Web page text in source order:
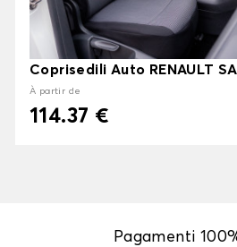
Coprisedili Auto RENAULT
À partir de
114.37 €
Pagamenti